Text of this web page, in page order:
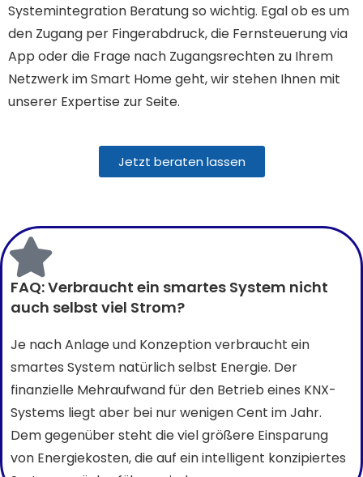
Systemintegration Beratung so wichtig. Egal ob es um
den Zugang per Fingerabdruck, die Fernsteuerung via
App oder die Frage nach Zugangsrechten zu Ihrem
Netzwerk im Smart Home geht, wir stehen Ihnen mit
unserer Expertise zur Seite.
Jetzt beraten lassen
FAQ: Verbraucht ein smartes System nicht
auch selbst viel Strom?
Je nach Anlage und Konzeption verbraucht ein
smartes System natürlich selbst Energie. Der
finanzielle Mehraufwand für den Betrieb eines KNX-
Systems liegt aber bei nur wenigen Cent im Jahr.
Dem gegenüber steht die viel größere Einsparung
von Energiekosten, die auf ein intelligent konzipiertes